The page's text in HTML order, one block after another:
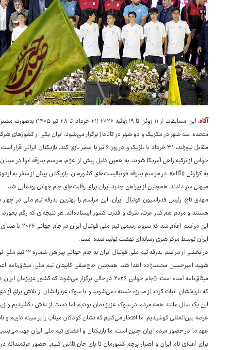
آگاه
مقابل نیوزلند، ۳۱ خرداد با بلژیک و در روز ۶ تیر با مصر بازی
جهانی از ترکیه راهی آمریکا شوند. به همین دلیل پیش از اعزام، مراسم بدرقه آنها در
به گزارش «آگاه»، در مراسم بدرقه فوتبالیست‌های کشورمان، بازیکنان پیش از سفر به
میهنی سر دادند. همچنین از پیراهن جدید ایران برای رقابت‌های جام جهانی رونمایی شد.
مهدی تاج، رئیس فدراسیون فوتبال ایران، این مراسم را بهترین بدرقه تیم ملی در
هستند و مردم هم کنار عزت، شرف و قدرت کشور ایستاده‌اند. هر نتیجه‌ای که رقم بخورد،
این مراسم
ایران توسط مرکز هنری رسانه‌ای نهضت تولید شده است.
در بخشی از مراسم
شهید امیرحسین محمدزاده اهدا شد. همچنین حاج‌صفی کاپیتان تیم ملی، میثاق‌نامه
میثاق‌نامه آمده است: «جام جهانی ۲۰۲۶ در حالی برگزار
که تاریخشان اثبات کرده از مبارزه خسته نمی‌شوند و با سوگ عزیزانشان از تلاش برای
این یک سال مانند همه مردم در سوگ عزیزانمان بودیم اما دست از تلاش نکشیدیم و
عرصه بین‌المللی کوشیدیم. ما افتخار می‌کنیم که نشان کودکان میناب را بر سینه داریم
عهد ما در حضور مردم ایران چنین است، ما بازیکنان و اعضای تیم ملی ایران عهد
برای اعتلای نام ایران و اهتزاز پرچم کشورمان تا پای جان تلاش کنیم. حضور عزتمندانه